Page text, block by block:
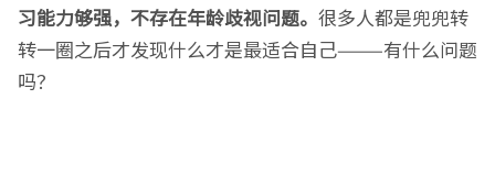
习能力够强，不存在年龄歧视问题。 很多人都是兜兜转
转一圈之后才发现什么才是最适合自己———有什么问题
吗？